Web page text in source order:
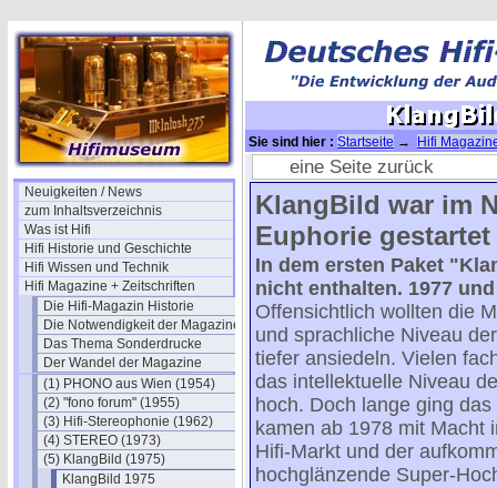
Neuigkeiten / News
zum Inhaltsverzeichnis
Was ist Hifi
Hifi Historie und Geschichte
Hifi Wissen und Technik
Hifi Magazine + Zeitschriften
Die Hifi-Magazin Historie
Die Notwendigkeit der Magazine
Das Thema Sonderdrucke
Der Wandel der Magazine
(1) PHONO aus Wien (1954)
(2) "fono forum" (1955)
(3) Hifi-Stereophonie (1962)
(4) STEREO (1973)
(5) KlangBild (1975)
KlangBild 1975
Sie sind hier : Startseite → Hifi
eine Seite zurück
KlangBild war im
Euphorie gestartet
In dem ersten Paket
nicht enthalten. 1977
Offensichtlich wollten die
und sprachliche Niveau
tiefer ansiedeln. Vielen
das intellektuelle Niveau
hoch. Doch lange ging
kamen ab 1978 mit Macht
Hifi-Markt und der
hochglänzende Super-